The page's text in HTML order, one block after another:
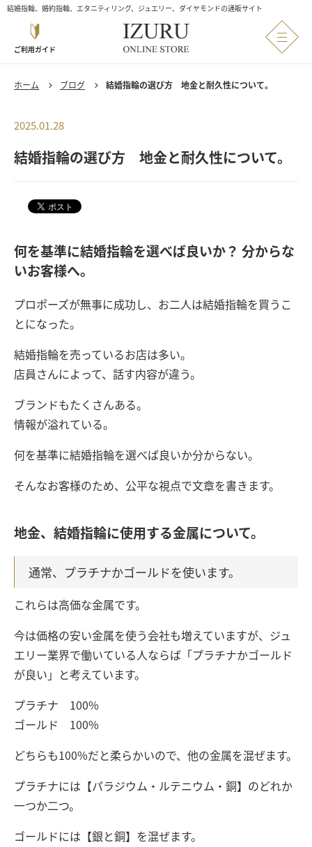
結婚指輪、婚約指輪、エタニティリング、ジュエリー、ダイヤモンドの通販サイト
ご利用ガイド
ホーム ブログ 結婚指輪の選び方 地金と耐久性について。
2025.01.28
結婚指輪の選び方 地金と耐久性について。
何を基準に結婚指輪を選べば良いか？ 分からな
いお客様へ。
プロポーズが無事に成功し、お二人は結婚指輪を買うこ
とになった。
結婚指輪を売っているお店は多い。
店員さんによって、話す内容が違う。
ブランドもたくさんある。
情報が溢れている。
何を基準に結婚指輪を選べば良いか分からない。
そんなお客様のため、公平な視点で文章を書きます。
地金、結婚指輪に使用する金属について。
通常、プラチナかゴールドを使います。
これらは高価な金属です。
今は価格の安い金属を使う会社も増えていますが、ジュ
エリー業界で働いている人ならば「プラチナかゴールド
が良い」と考えています。
プラチナ 100%
ゴールド 100%
どちらも100%だと柔らかいので、他の金属を混ぜます。
プラチナには【パラジウム・ルテニウム・銅】のどれか
一つか二つ。
ゴールドには【銀と銅】を混ぜます。